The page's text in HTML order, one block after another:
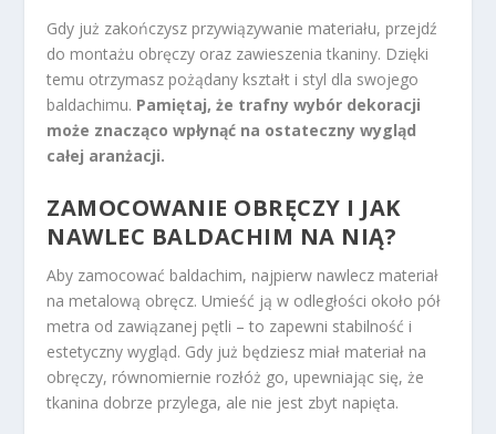
Gdy już zakończysz przywiązywanie materiału, przejdź
do montażu obręczy oraz zawieszenia tkaniny. Dzięki
temu otrzymasz pożądany kształt i styl dla swojego
baldachimu. Pamiętaj, że trafny wybór dekoracji
może znacząco wpłynąć na ostateczny wygląd
całej aranżacji.
ZAMOCOWANIE OBRĘCZY I JAK
NAWLEC BALDACHIM NA NIĄ?
Aby zamocować baldachim, najpierw nawlecz materiał
na metalową obręcz. Umieść ją w odległości około pół
metra od zawiązanej pętli – to zapewni stabilność i
estetyczny wygląd. Gdy już będziesz miał materiał na
obręczy, równomiernie rozłóż go, upewniając się, że
tkanina dobrze przylega, ale nie jest zbyt napięta.